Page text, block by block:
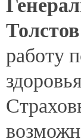
работу